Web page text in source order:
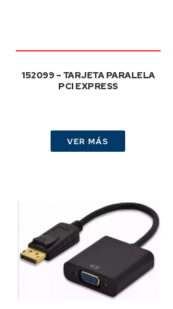
152099 – TARJETA PARALELA
PCI EXPRESS
VER MÁS